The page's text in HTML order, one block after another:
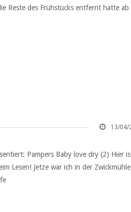
Reste des Frühstücks entfernt hatte
13/04/
Pampers Baby love dry (2) Hier
Lesen! Jetze war ich in der